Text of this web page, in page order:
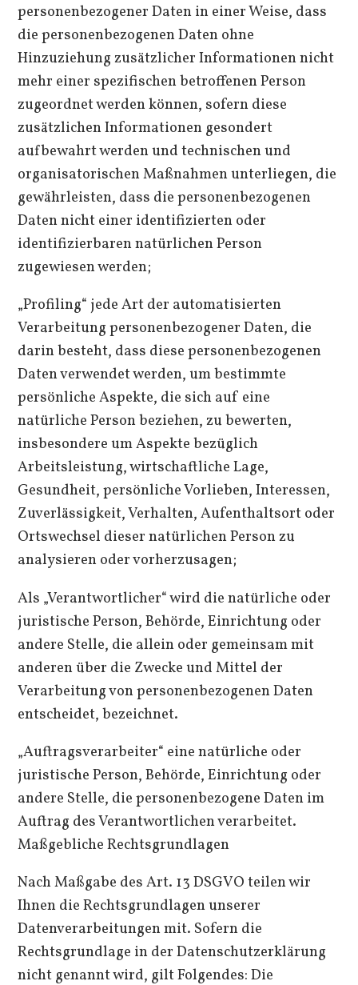
personenbezogener Daten in einer Weise, dass
die personenbezogenen Daten ohne
Hinzuziehung zusätzlicher Informationen nicht
mehr einer spezifischen betroffenen Person
zugeordnet werden können, sofern diese
zusätzlichen Informationen gesondert
aufbewahrt werden und technischen und
organisatorischen Maßnahmen unterliegen, die
gewährleisten, dass die personenbezogenen
Daten nicht einer identifizierten oder
identifizierbaren natürlichen Person
zugewiesen werden;
„Profiling“ jede Art der automatisierten
Verarbeitung personenbezogener Daten, die
darin besteht, dass diese personenbezogenen
Daten verwendet werden, um bestimmte
persönliche Aspekte, die sich auf eine
natürliche Person beziehen, zu bewerten,
insbesondere um Aspekte bezüglich
Arbeitsleistung, wirtschaftliche Lage,
Gesundheit, persönliche Vorlieben, Interessen,
Zuverlässigkeit, Verhalten, Aufenthaltsort oder
Ortswechsel dieser natürlichen Person zu
analysieren oder vorherzusagen;
Als „Verantwortlicher“ wird die natürliche oder
juristische Person, Behörde, Einrichtung oder
andere Stelle, die allein oder gemeinsam mit
anderen über die Zwecke und Mittel der
Verarbeitung von personenbezogenen Daten
entscheidet, bezeichnet.
„Auftragsverarbeiter“ eine natürliche oder
juristische Person, Behörde, Einrichtung oder
andere Stelle, die personenbezogene Daten im
Auftrag des Verantwortlichen verarbeitet.
Maßgebliche Rechtsgrundlagen
Nach Maßgabe des Art. 13 DSGVO teilen wir
Ihnen die Rechtsgrundlagen unserer
Datenverarbeitungen mit. Sofern die
Rechtsgrundlage in der Datenschutzerklärung
nicht genannt wird, gilt Folgendes: Die